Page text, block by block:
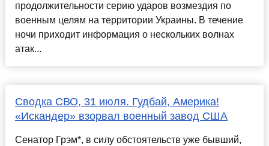
продолжительности серию ударов возмездия по
военным целям на территории Украины. В течение
ночи приходит информация о нескольких волнах
атак...
Сводка СВО, 31 июля. Гудбай, Америка!
«Искандер» взорвал военный завод США
Сенатор Грэм*, в силу обстоятельств уже бывший,